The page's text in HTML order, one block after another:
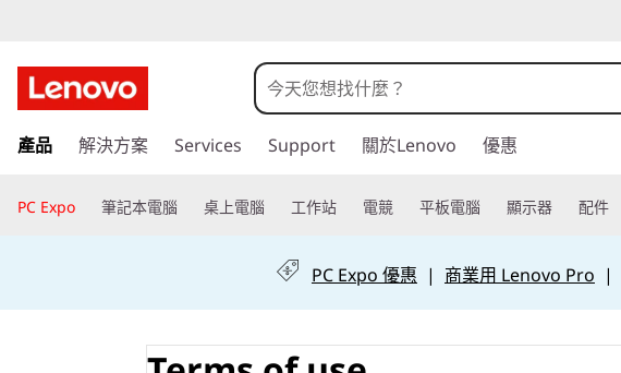
e
n
o
v
使
至
要
產品 解決方案 Services Support 關於Lenovo 優惠
PC Expo 筆記本電腦 桌上電腦 工作站 電競 平板電腦 顯示器 配件
PC Expo 優惠 | 商業用 Lenovo Pro |